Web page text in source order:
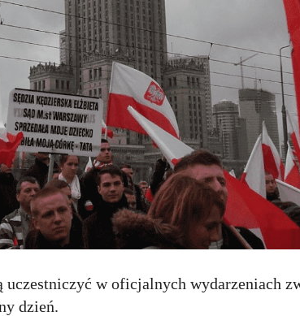
w oficjalnych wydarzeniach
dzień.